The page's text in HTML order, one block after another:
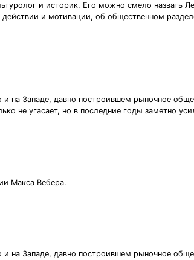
и историк. Его можно смело назвать
и мотивации, об общественном
и на Западе, давно построившем рыночное
не угасает, но в последние годы заметно
Макса Вебера.
и на Западе, давно построившем рыночное